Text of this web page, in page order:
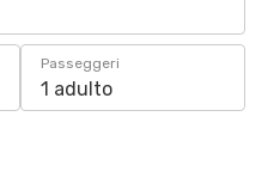
Passeggeri
1 adulto